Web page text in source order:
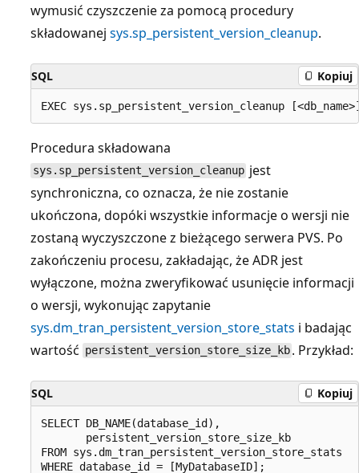
wymusić czyszczenie za pomocą procedury
składowanej sys.sp_persistent_version_cleanup.
SQL Kopiuj
Procedura składowana
sys.sp_persistent_version_cleanup jest
synchroniczna, co oznacza, że nie zostanie
ukończona, dopóki wszystkie informacje o wersji nie
zostaną wyczyszczone z bieżącego serwera PVS. Po
zakończeniu procesu, zakładając, że ADR jest
wyłączone, można zweryfikować usunięcie informacji
o wersji, wykonując zapytanie
sys.dm_tran_persistent_version_store_stats i badając
wartość persistent_version_store_size_kb . Przykład:
SQL Kopiuj
SELECT DB_NAME(database_id),
       persistent_version_store_size_kb
FROM sys.dm_tran_persistent_version_store_stats